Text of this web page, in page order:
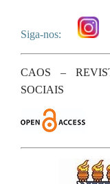
Siga-nos:
CAOS –
SOCIAIS